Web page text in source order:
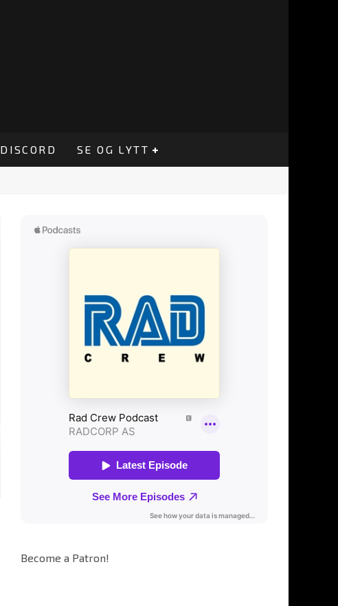
DISCORD SE OG LYTT
Become a Patron!